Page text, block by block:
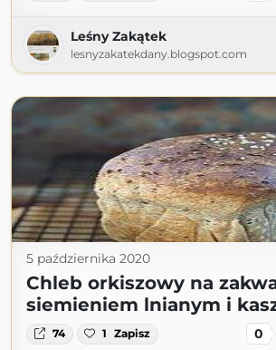
Leśny Zakątek
lesnyzakatekdany.blogspot.com
5 października 2020
Chleb orkiszowy na
siemieniem lnianym i
74 1 Zapisz 0